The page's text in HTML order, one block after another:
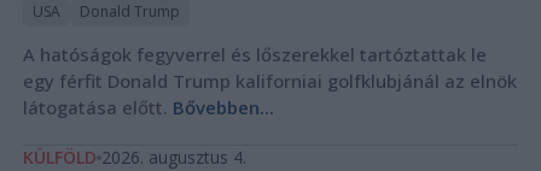
USA Donald Trump
A hatóságok fegyverrel és lőszerekkel tartóztattak le
egy férfit Donald Trump kaliforniai golfklubjánál az elnök
látogatása előtt. Bővebben...
KÜLFÖLD 2026. augusztus 4.